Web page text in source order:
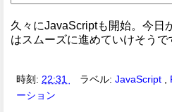
久々にJavaScriptも開始。今日
はスムーズに進めていけそうで
時刻: 22:31 ラベル:JavaScript
ーション